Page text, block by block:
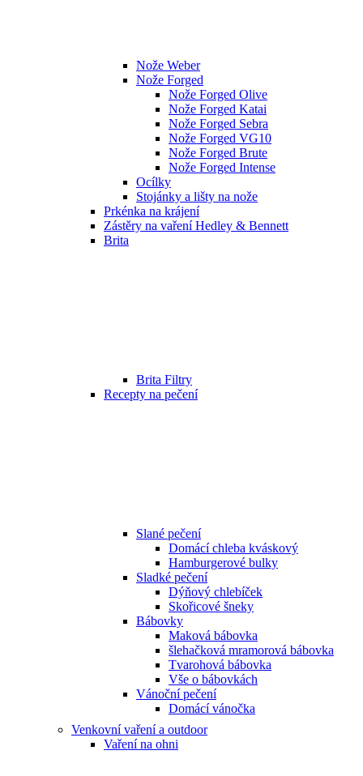
Nože Weber
Nože Forged
Nože Forged Olive
Nože Forged Katai
Nože Forged Sebra
Nože Forged VG10
Nože Forged Brute
Nože Forged Intense
Ocílky
Stojánky a lišty na nože
Prkénka na krájení
Zástěry na vaření Hedley & Bennett
Brita
Brita Filtry
Recepty na pečení
Slané pečení
Domácí chleba kváskový
Hamburgerové bulky
Sladké pečení
Dýňový chlebíček
Skořicové šneky
Bábovky
Maková bábovka
šlehačková mramorová bábovka
Tvarohová bábovka
Vše o bábovkách
Vánoční pečení
Domácí vánočka
Venkovní vaření a outdoor
Vaření na ohni